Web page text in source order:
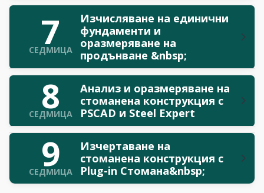
7
СЕДМИЦА
Изчисляване на единични
фундаменти и
оразмеряване на
продънване &nbsp;
8
СЕДМИЦА
Анализ и оразмеряване на
стоманена конструкция с
PSCAD и Steel Expert
9
СЕДМИЦА
Изчертаване на
стоманена конструкция с
Plug-in Стомана&nbsp;